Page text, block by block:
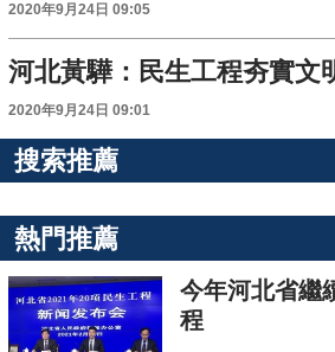
2020年9月24日 09:05
河北黃驊：民生工程夯實文
2020年9月24日 09:01
搜索推薦
熱門推薦
今年河北省繼
程